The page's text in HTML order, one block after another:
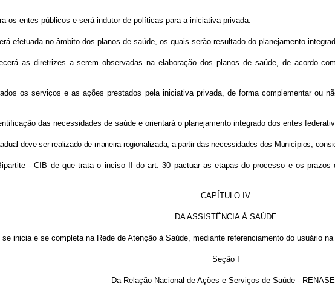
os entes públicos e será indutor de políticas para a iniciativa privada.
efetuada no âmbito dos planos de saúde, os quais serão resultado do planejamento
as diretrizes a serem observadas na elaboração dos planos de saúde, de acordo
os serviços e as ações prestados pela iniciativa privada, de forma complementar ou
das necessidades de saúde e orientará o planejamento integrado dos entes
deve ser realizado de maneira regionalizada, a partir das necessidades dos Municípios,
- CIB de que trata o inciso II do art. 30 pactuar as etapas do processo e os
CAPÍTULO IV
DA ASSISTÊNCIA À SAÚDE
inicia e se completa na Rede de Atenção à Saúde, mediante referenciamento do usuário
Seção I
Da Relação Nacional de Ações e Serviços de Saúde -